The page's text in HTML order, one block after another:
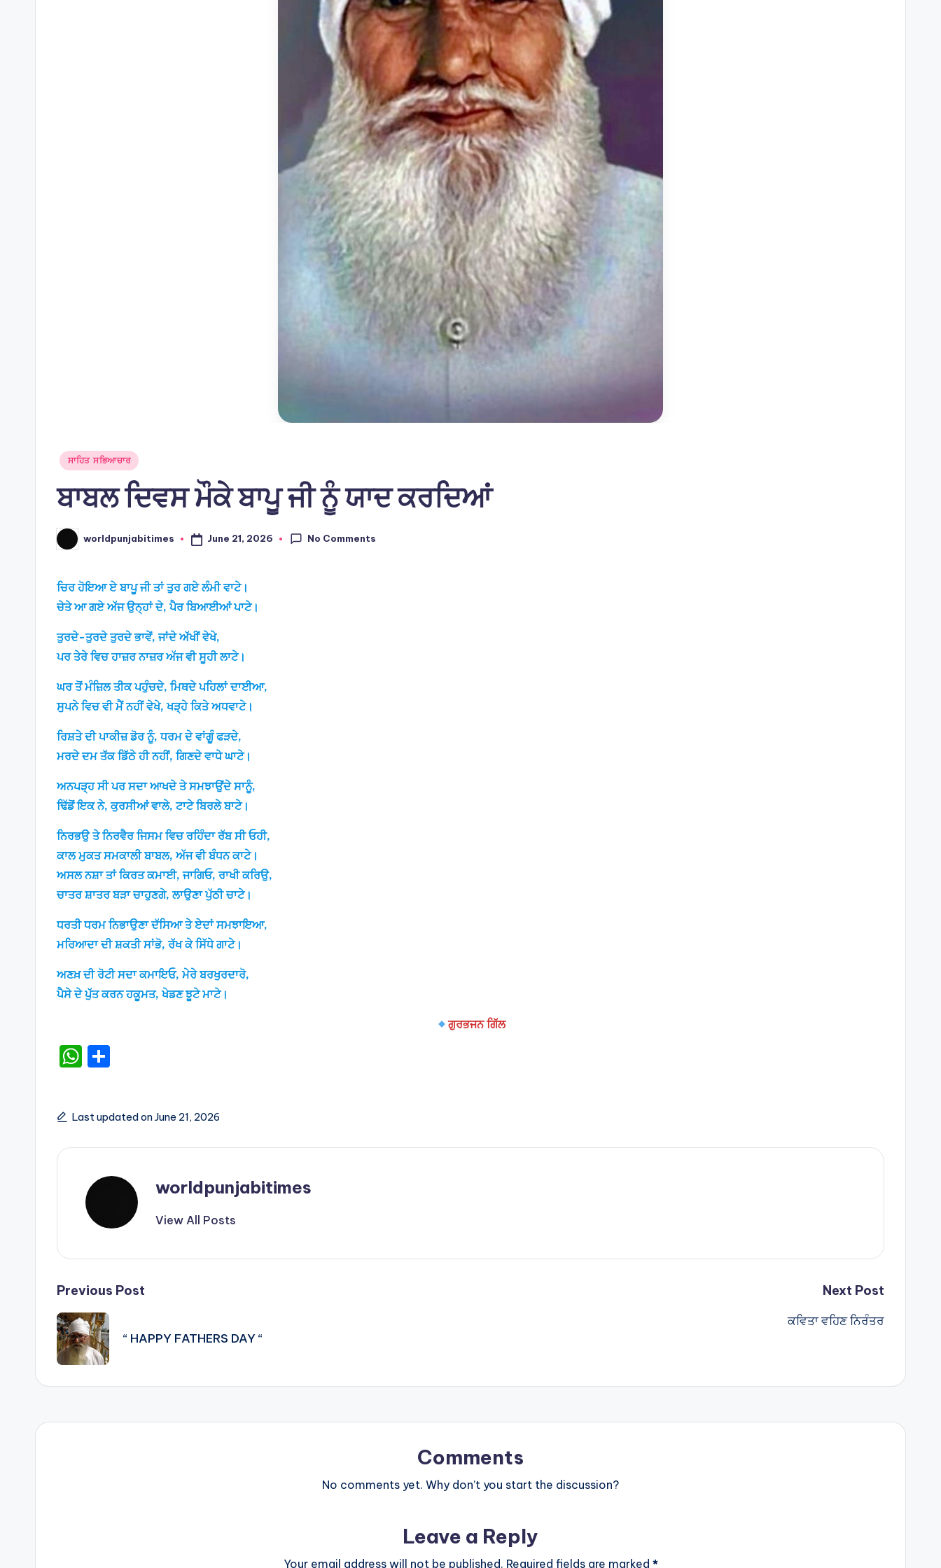
Posted
ਸਾਹਿਤ ਸਭਿਆਚਾਰ
ਬਾਬਲ ਦਿਵਸ ਮੌਕੇ ਬਾਪੂ ਜੀ ਨੂੰ ਯਾਦ ਕਰਦਿਆਂ
Posted
by
worldpunjabitimes June 21, 2026 No Comments
ਚਿਰ ਹੋਇਆ ਏ ਬਾਪੂ ਜੀ ਤਾਂ ਤੁਰ ਗਏ ਲੰਮੀ ਵਾਟੇ।
ਚੇਤੇ ਆ ਗਏ ਅੱਜ ਉਨ੍ਹਾਂ ਦੇ, ਪੈਰ ਬਿਆਈਆਂ ਪਾਟੇ।
ਤੁਰਦੇ-ਤੁਰਦੇ ਤੁਰਦੇ ਭਾਵੇਂ, ਜਾਂਦੇ ਅੱਖੀਂ ਵੇਖੇ,
ਪਰ ਤੇਰੇ ਵਿਚ ਹਾਜ਼ਰ ਨਾਜ਼ਰ ਅੱਜ ਵੀ ਸੂਹੀ ਲਾਟੇ।
ਘਰ ਤੋਂ ਮੰਜ਼ਿਲ ਤੀਕ ਪਹੁੰਚਦੇ, ਮਿਥਦੇ ਪਹਿਲਾਂ ਦਾਈਆ,
ਸੁਪਨੇ ਵਿਚ ਵੀ ਮੈਂ ਨਹੀਂ ਵੇਖੇ, ਖੜ੍ਹੇ ਕਿਤੇ ਅਧਵਾਟੇ।
ਰਿਸ਼ਤੇ ਦੀ ਪਾਕੀਜ਼ ਡੋਰ ਨੂੰ, ਧਰਮ ਦੇ ਵਾਂਗੂੰ ਫੜਦੇ,
ਮਰਦੇ ਦਮ ਤੱਕ ਡਿੱਠੇ ਹੀ ਨਹੀਂ, ਗਿਣਦੇ ਵਾਧੇ ਘਾਟੇ।
ਅਨਪੜ੍ਹ ਸੀ ਪਰ ਸਦਾ ਆਖਦੇ ਤੇ ਸਮਝਾਉਂਦੇ ਸਾਨੂੰ,
ਢਿੱਡੋਂ ਇਕ ਨੇ, ਕੁਰਸੀਆਂ ਵਾਲੇ, ਟਾਟੇ ਬਿਰਲੇ ਬਾਟੇ।
ਨਿਰਭਉ ਤੇ ਨਿਰਵੈਰ ਜਿਸਮ ਵਿਚ ਰਹਿੰਦਾ ਰੱਬ ਸੀ ਓਹੀ,
ਕਾਲ ਮੁਕਤ ਸਮਕਾਲੀ ਬਾਬਲ, ਅੱਜ ਵੀ ਬੰਧਨ ਕਾਟੇ।
ਅਸਲ ਨਸ਼ਾ ਤਾਂ ਕਿਰਤ ਕਮਾਈ, ਜਾਗਿਓ, ਰਾਖੀ ਕਰਿਉ,
ਚਾਤਰ ਸ਼ਾਤਰ ਬੜਾ ਚਾਹੁਣਗੇ, ਲਾਉਣਾ ਪੁੱਠੀ ਚਾਟੇ।
ਧਰਤੀ ਧਰਮ ਨਿਭਾਉਣਾ ਦੱਸਿਆ ਤੇ ਏਦਾਂ ਸਮਝਾਇਆ,
ਮਰਿਆਦਾ ਦੀ ਸ਼ਕਤੀ ਸਾਂਭੋ, ਰੱਖ ਕੇ ਸਿੱਧੇ ਗਾਟੇ।
ਅਣਖ਼ ਦੀ ਰੋਟੀ ਸਦਾ ਕਮਾਇਓ, ਮੇਰੇ ਬਰਖੁਰਦਾਰੋ,
ਪੈਸੇ ਦੇ ਪੁੱਤ ਕਰਨ ਹਕੂਮਤ, ਖੇਡਣ ਝੂਟੇ ਮਾਟੇ।
ਗੁਰਭਜਨ ਗਿੱਲ
W
ts
A
p
e
Last updated on June 21, 2026
worldpunjabitimes
View All Posts
Post
navigation
Previous Post
“ HAPPY FATHERS DAY “
Next Post
ਕਵਿਤਾ ਵਹਿਣ ਨਿਰੰਤਰ
Comments
No comments yet. Why don’t you start the discussion?
Leave a Reply
Your email address will not be published. Required fields are marked *